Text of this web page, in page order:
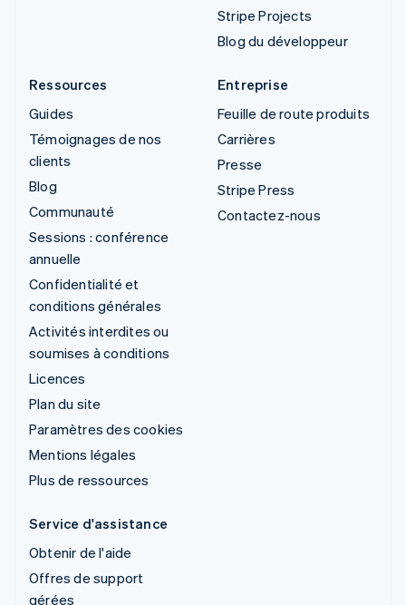
Stripe Projects
Blog du développeur
Ressources
Guides
Témoignages de nos
clients
Blog
Communauté
Sessions : conférence
annuelle
Confidentialité et
conditions générales
Activités interdites ou
soumises à conditions
Licences
Plan du site
Paramètres des cookies
Mentions légales
Plus de ressources
Entreprise
Feuille de route produits
Carrières
Presse
Stripe Press
Contactez-nous
Service d'assistance
Obtenir de l'aide
Offres de support
gérées